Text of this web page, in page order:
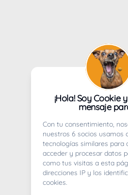
¡Hola! Soy Cookie
mensaje
Con tu consentimiento,
nuestros 6 socios usamos
tecnologías similares para
acceder y procesar datos
como tus visitas a esta
direcciones IP y los
cookies.